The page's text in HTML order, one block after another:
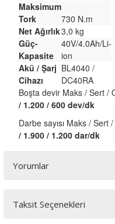
Maksimum
Tork
730 N.m
Net Ağırlık3,0 kg
Güç-
Kapasite
40V/4.0Ah/Li-
ion
Akü / Şarj
Cihazı
BL4040 /
DC40RA
Boşta devir Maks / Sert /
/ 1.200 / 600 dev/dk
Darbe sayısı Maks / Sert
/ 1.900 / 1.200 dar/dk
Yorumlar
Taksit Seçenekleri